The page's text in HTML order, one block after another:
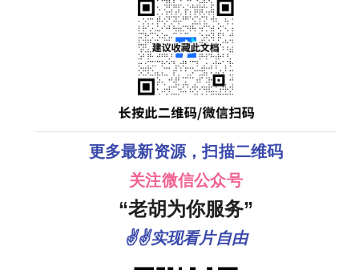
更多最新资源，扫描二维码
关注微信公众号
“老胡为你服务”
✌✌实现看片自由